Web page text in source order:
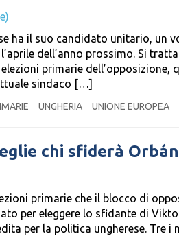
ha il suo candidato unitario, un
dell’anno prossimo. Si
primarie dell’opposizione,
sindaco […]
UNGHERIA UNIONE EUROPEA
chi sfiderà Orbán
primarie che il blocco di
per eleggere lo sfidante di
per la politica ungherese. Tre i